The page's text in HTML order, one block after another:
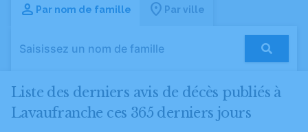
Par nom de famille Par ville
Liste des derniers avis de décès publiés à
Lavaufranche ces 365 derniers jours